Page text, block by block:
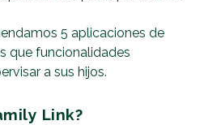
5 aplicaciones de
que funcionalidades
a sus hijos.
Link?